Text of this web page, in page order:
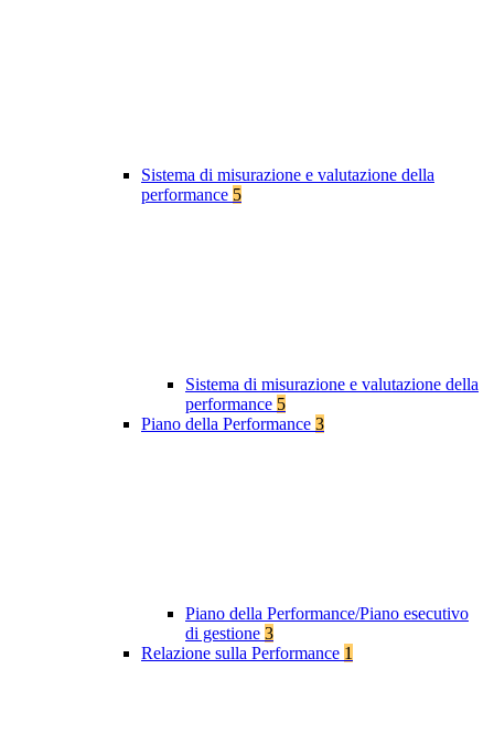
Sistema di misurazione e valutazione della
performance 5
Sistema di misurazione e valutazione della
performance 5
Piano della Performance 3
Piano della Performance/Piano esecutivo
di gestione 3
Relazione sulla Performance 1